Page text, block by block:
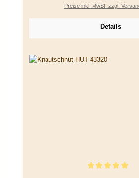
Preise inkl. MwSt. zzgl.
Details